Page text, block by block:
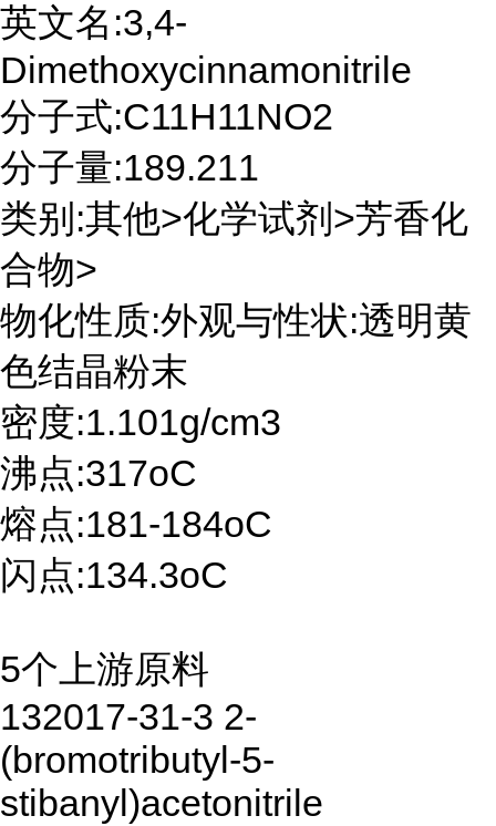
英文名:3,4-
Dimethoxycinnamonitrile
分子式:C11H11NO2
分子量:189.211
类别:其他>化学试剂>芳香化
合物>
物化性质:外观与性状:透明黄
色结晶粉末
密度:1.101g/cm3
沸点:317oC
熔点:181-184oC
闪点:134.3oC
5个上游原料
132017-31-3 2-
(bromotributyl-5-
stibanyl)acetonitrile